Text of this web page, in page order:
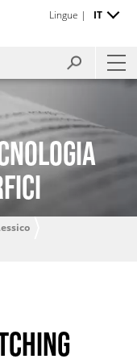
Lingue | IT